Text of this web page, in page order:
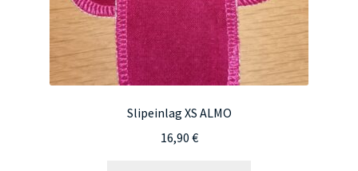
Slipeinlag XS ALMO
16,90 €